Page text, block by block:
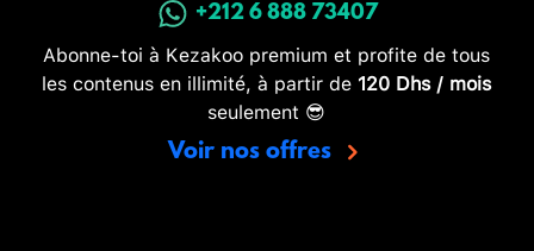
+212 6 888 73407
Abonne-toi à Kezakoo premium et profite de tous
les contenus en illimité, à partir de 120 Dhs / mois
seulement 😎
Voir nos offres